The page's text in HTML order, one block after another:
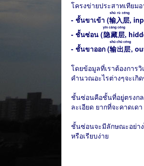
โครงข่ายประสาทเทียม
- ชั้นขาเข้า (输入层
shū rù céng
,
- ชั้นซ่อน (隐藏层
yǐn cáng céng
,
- ชั้นขาออก (输出层
shū chū céng
,
โดยข้อมูลที่เราต้องการ
คำนวณอะไรต่างๆจะเกิ
ชั้นซ่อนคือชั้นที่อยู่ตรงกล
ละเอียด ยากที่จะคาดเด
ชั้นซ่อนจะมีลักษณะอย่า
หรือเรียบง่าย